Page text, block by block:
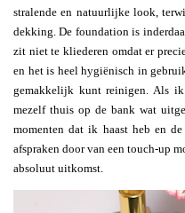
stralende en natuurlijke look,
dekking. De foundation is
zit niet te kliederen omdat er
en het is heel hygiënisch in
gemakkelijk kunt reinigen. Als
mezelf thuis op de bank wat
momenten dat ik haast heb en
afspraken door van een touch-up
absoluut uitkomst.